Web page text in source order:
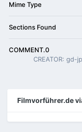
Mime Type
Sections Found
COMMENT.0
CREATOR: gd-
Filmvorführer.de